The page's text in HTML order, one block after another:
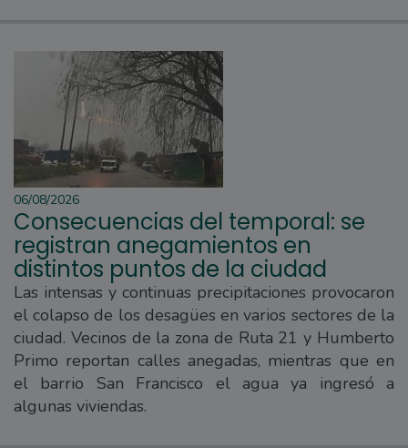
06/08/2026
Consecuencias del temporal: se
registran anegamientos en
distintos puntos de la ciudad
Las intensas y continuas precipitaciones provocaron
el colapso de los desagües en varios sectores de la
ciudad. Vecinos de la zona de Ruta 21 y Humberto
Primo reportan calles anegadas, mientras que en
el barrio San Francisco el agua ya ingresó a
algunas viviendas.